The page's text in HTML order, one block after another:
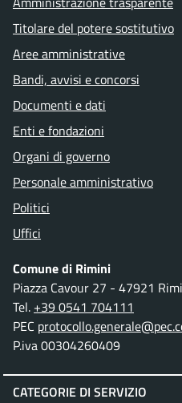
Titolare del potere sostitutivo
Aree amministrative
Bandi, avvisi e concorsi
Documenti e dati
Enti e fondazioni
Organi di governo
Personale amministrativo
Politici
Uffici
Comune di Rimini
Piazza Cavour 27 - 47921
Tel. +39 0541 704111
PEC
P.iva 00304260409
CATEGORIE DI SERVIZIO